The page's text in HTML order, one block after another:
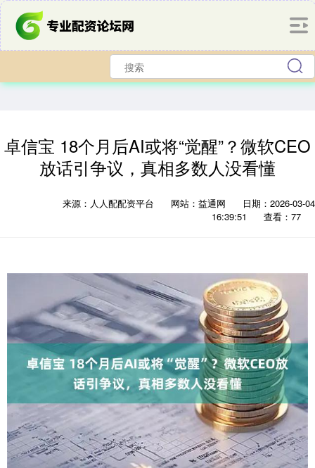
卓信宝 18个月后AI或将“觉醒”？微软CEO
放话引争议，真相多数人没看懂
来源：人人配配资平台 网站：益通网
日期：2026-03-04
16:39:51
查看：77